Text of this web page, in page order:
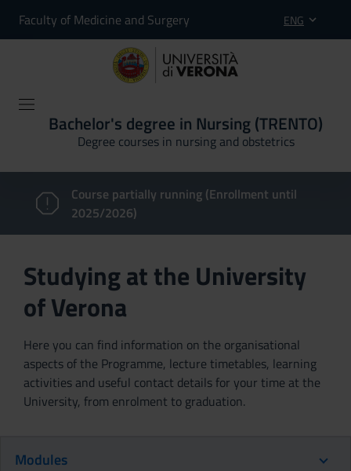
Faculty of Medicine and Surgery ENG
Bachelor's degree in Nursing (TRENTO)
Degree courses in nursing and obstetrics
Course partially running (Enrollment until
2025/2026)
Studying at the University
of Verona
Here you can find information on the organisational
aspects of the Programme, lecture timetables, learning
activities and useful contact details for your time at the
University, from enrolment to graduation.
Modules